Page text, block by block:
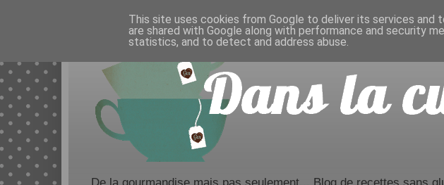
This site uses cookies from Google to deliver its services and
are shared with Google along with performance and security
statistics, and to detect and address abuse.